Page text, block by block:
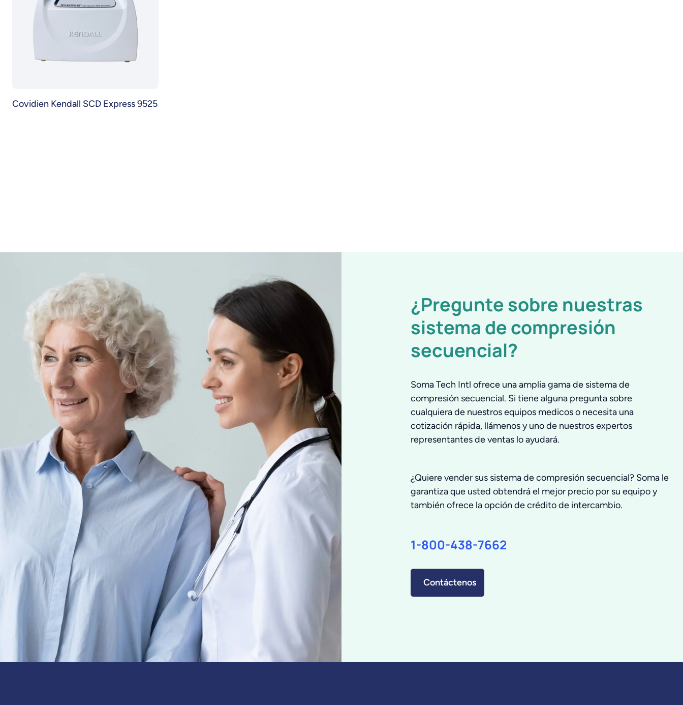
Covidien Kendall SCD Express 9525
¿Pregunte sobre nuestras
sistema de compresión
secuencial?
Soma Tech Intl ofrece una amplia gama de sistema de
compresión secuencial. Si tiene alguna pregunta sobre
cualquiera de nuestros equipos medicos o necesita una
cotización rápida, llámenos y uno de nuestros expertos
representantes de ventas lo ayudará.
¿Quiere vender sus sistema de compresión secuencial? Soma le
garantiza que usted obtendrá el mejor precio por su equipo y
también ofrece la opción de crédito de intercambio.
1-800-438-7662
Contáctenos